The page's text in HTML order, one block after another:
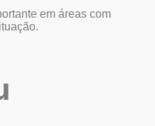
em áreas com